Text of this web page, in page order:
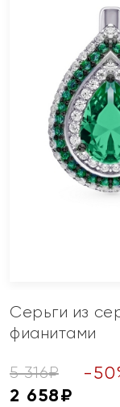
Серьги из
фианитами
5 316₽ -50
2 658₽